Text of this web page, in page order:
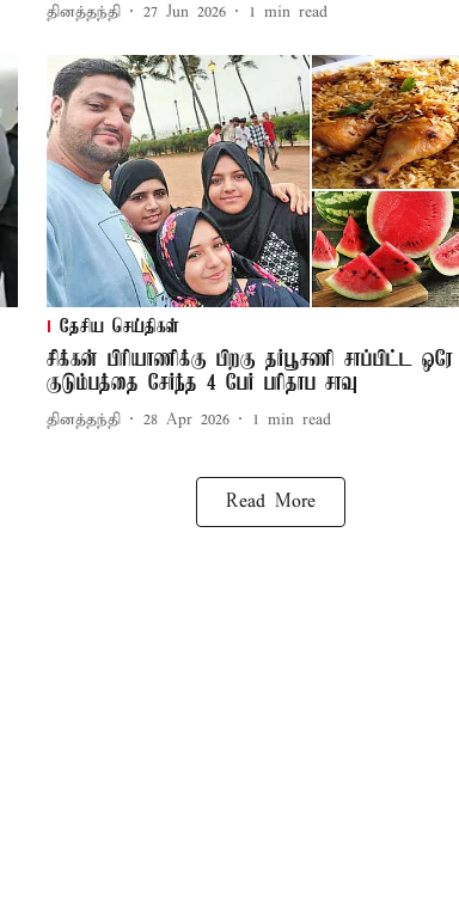
தினத்தந்தி 27 Jun 2026 1 min read
தேசிய செய்திகள்
சிக்கன் பிரியாணிக்கு பிறகு தர்பூசணி சாப்பிட்ட ஒரே
குடும்பத்தை சேர்ந்த 4 பேர் பரிதாப சாவு
தினத்தந்தி 28 Apr 2026 1 min read
Read More